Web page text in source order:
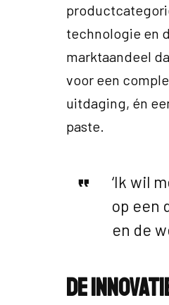
technologie en
marktaandeel
voor een
uitdaging, én
paste.
‘Ik wil
op een
en de
De